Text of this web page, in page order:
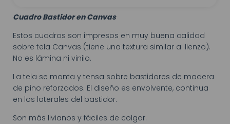
Cuadro Bastidor en Canvas
Estos cuadros son impresos en muy buena calidad
sobre tela Canvas (tiene una textura similar al lienzo).
No es lámina ni vinilo.
La tela se monta y tensa sobre bastidores de madera
de pino reforzados. El diseño es envolvente, continua
en los laterales del bastidor.
Son más livianos y fáciles de colgar.